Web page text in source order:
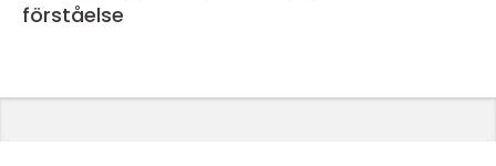
förståelse